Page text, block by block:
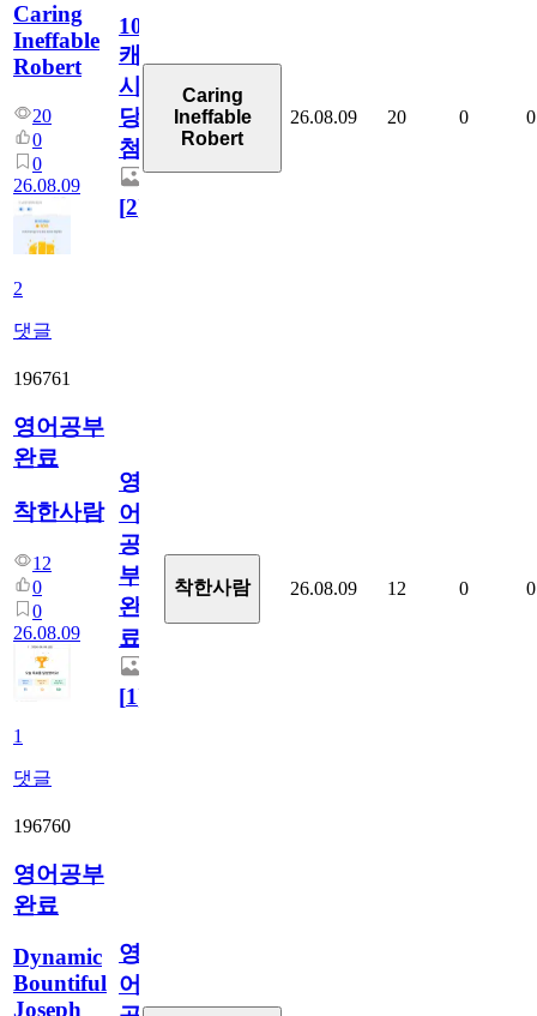
Caring
Ineffable
Robert
20
0
0
26.08.09
2
댓글
100
캐
시
당
첨
[2]
Caring
Ineffable
Robert
26.08.09 20 0 0
196761
영어공부
완료
착한사람
12
0
0
26.08.09
1
댓글
영
어
공
부
완
료
[1]
착한사람 26.08.09 12 0 0
196760
영어공부
완료
Dynamic
Bountiful
Joseph
영
어